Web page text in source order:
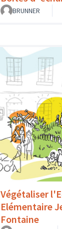
BRUNNER
Végétaliser
Elémentaire
Fontaine